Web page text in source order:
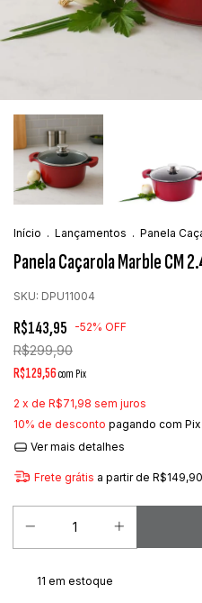
Início . Lançamentos . Panela
Panela Caçarola Marble CM
SKU: DPU11004
R$143,95 -52% OFF
R$299,90
R$129,56com Pix
2 x de R$71,98 sem juros
10% de desconto pagando com Pix
Ver mais detalhes
Frete grátis a partir de R$149,90
11 em estoque